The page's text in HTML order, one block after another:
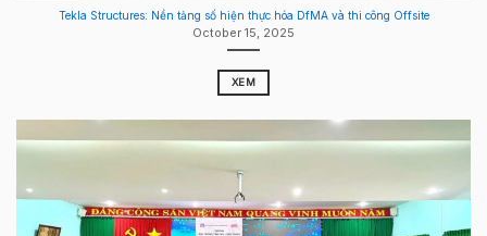
Tekla Structures: Nền tảng số hiện thực hóa DfMA và thi công Offsite
October 15, 2025
XEM